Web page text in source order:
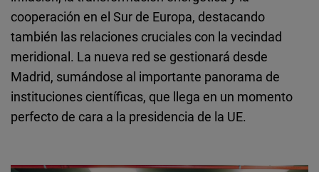
cooperación en el Sur de Europa, destacando
también las relaciones cruciales con la vecindad
meridional. La nueva red se gestionará desde
Madrid, sumándose al importante panorama de
instituciones científicas, que llega en un momento
perfecto de cara a la presidencia de la UE.